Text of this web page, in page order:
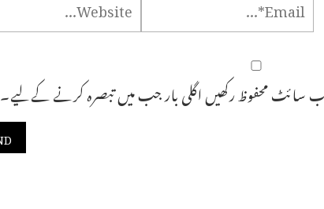
سائٹ محفوظ رکھیں اگلی بار جب میں تبصرہ کرنے کےلیے۔